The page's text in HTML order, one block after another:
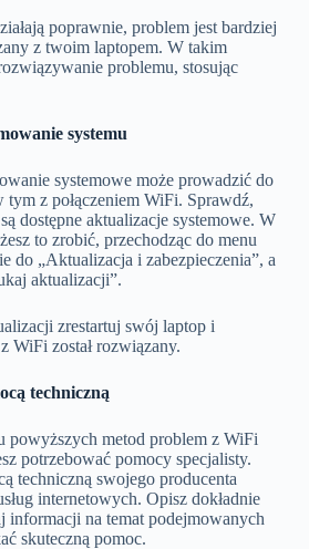
poprawnie, problem jest bardziej
z twoim laptopem. W takim
problemu, stosując
systemu
systemowe może prowadzić do
z połączeniem WiFi. Sprawdź,
dostępne aktualizacje systemowe. W
to zrobić, przechodząc do menu
do „Aktualizacja i zabezpieczenia”, a
aktualizacji”.
zrestartuj swój laptop i
WiFi został rozwiązany.
techniczną
powyższych metod problem z WiFi
potrzebować pomocy specjalisty.
techniczną swojego producenta
internetowych. Opisz dokładnie
informacji na temat podejmowanych
skuteczną pomoc.